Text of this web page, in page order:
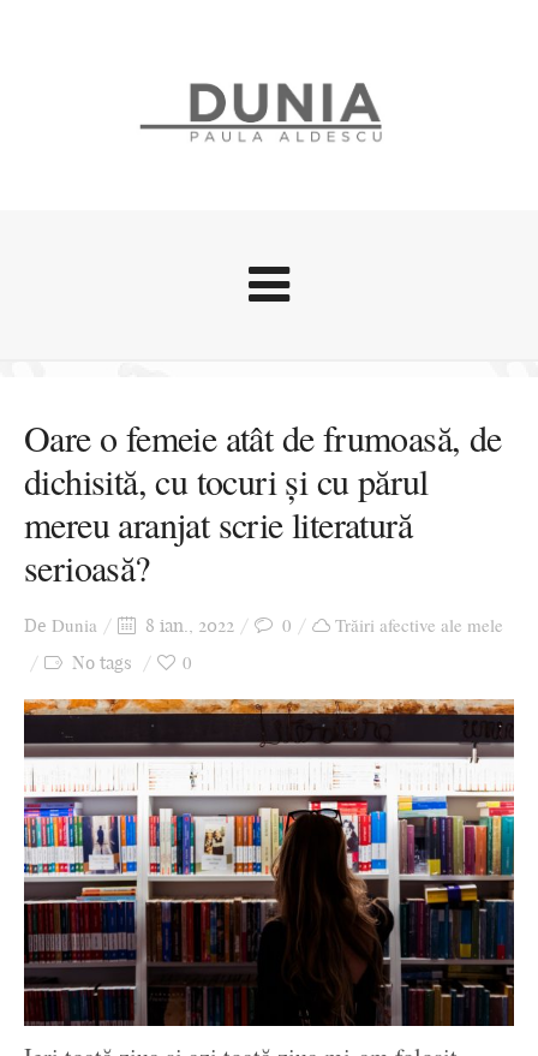
Stari afective
Zice Dunia
Călătorii
Cursuri povestite
Oare o femeie atât de frumoasă, de
dichisită, cu tocuri și cu părul
mereu aranjat scrie literatură
serioasă?
De Dunia 8 ian., 2022 0 Trăiri afective ale mele
No tags 0